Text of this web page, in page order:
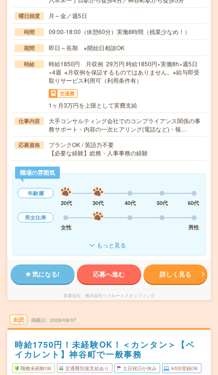
曜日頻度 月～金／週5日
時間 09:00-18:00（休憩60分）実働8時間（残業少なめ！）
期間 即日～長期 ※開始日相談OK
時給
時給1850円 月収例 29万円 時給1850円×実働8h×週5日
×4週 ※月収例を保証するものではありません。※給与即受
取りサービス利用可（利用条件有）
交通費
1ヶ月3万円を上限として実費支給
仕事内容
大手コンサルティング会社でのコンプライアンス関係の事
務サポート・内容の一次ヒアリング(電話など)・報…
応募資格
ブランクOK / 英語力不要
【必要な経験】総務・人事事務の経験
職場の雰囲気
年齢層
20代
30代 40代 50代
60代
男女比率
女性
男性
もっと見る
気になる! 応募へ進む 詳しく見る
派遣会社 株式会社リクルートスタッフィング
未読 掲載日 2026/08/07
時給1750円！未経験OK！＜カンタン＞【ベ
イカレント】神谷町で一般事務
職種未経験OK 交通費別途支給あり 土日祝日が休み WEB登録OK